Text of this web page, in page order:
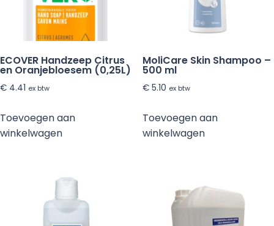
ECOVER Handzeep Citrus
en Oranjebloesem (0,25L)
€ 4.41 ex btw
Toevoegen aan
winkelwagen
MoliCare Skin Shampoo –
500 ml
€5.10 ex btw
Toevoegen aan
winkelwagen